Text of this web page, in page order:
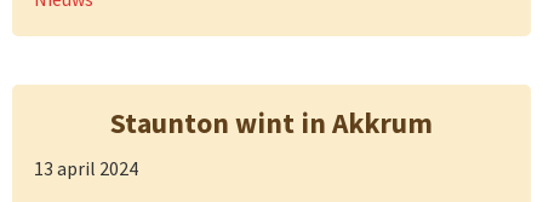
Staunton wint in Akkrum
13 april 2024